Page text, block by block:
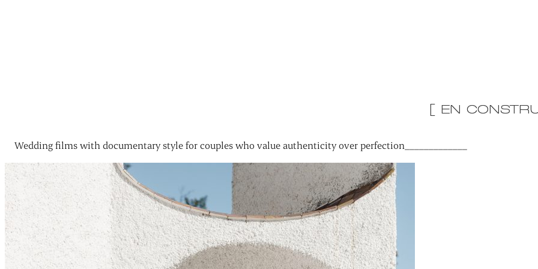
[ EN
Wedding films with documentary style for couples who value authenticity over perfection_____________